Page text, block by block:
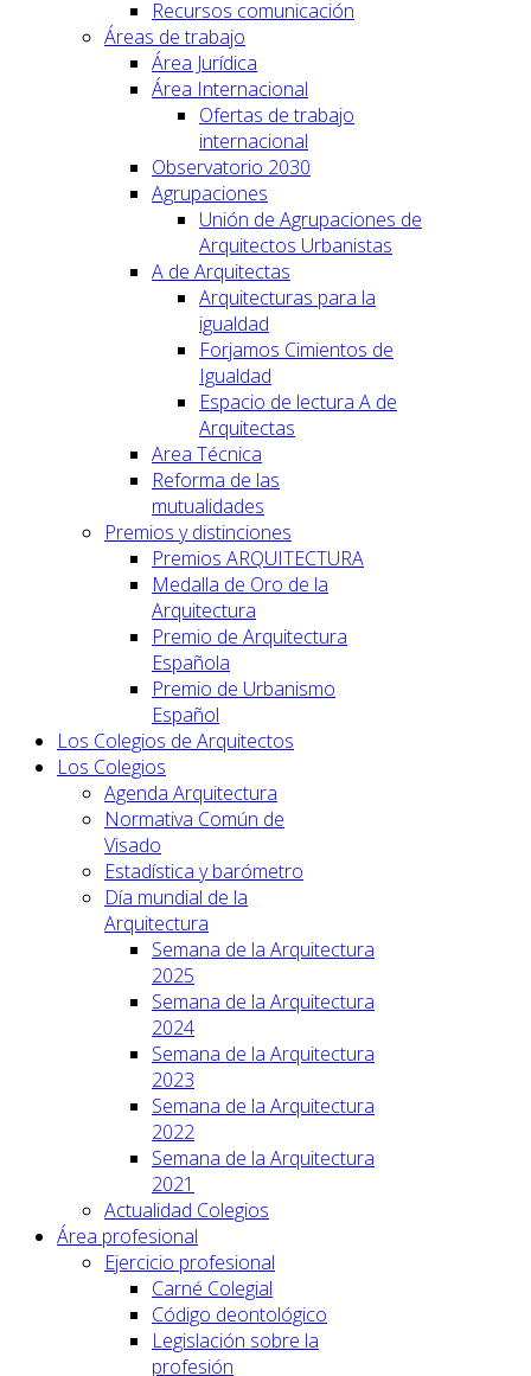
Recursos comunicación
Áreas de trabajo
Área Jurídica
Área Internacional
Ofertas de trabajo
internacional
Observatorio 2030
Agrupaciones
Unión de Agrupaciones de
Arquitectos Urbanistas
A de Arquitectas
Arquitecturas para la
igualdad
Forjamos Cimientos de
Igualdad
Espacio de lectura A de
Arquitectas
Area Técnica
Reforma de las
mutualidades
Premios y distinciones
Premios ARQUITECTURA
Medalla de Oro de la
Arquitectura
Premio de Arquitectura
Española
Premio de Urbanismo
Español
Los Colegios de Arquitectos
Los Colegios
Agenda Arquitectura
Normativa Común de
Visado
Estadística y barómetro
Día mundial de la
Arquitectura
Semana de la Arquitectura
2025
Semana de la Arquitectura
2024
Semana de la Arquitectura
2023
Semana de la Arquitectura
2022
Semana de la Arquitectura
2021
Actualidad Colegios
Área profesional
Ejercicio profesional
Carné Colegial
Código deontológico
Legislación sobre la
profesión